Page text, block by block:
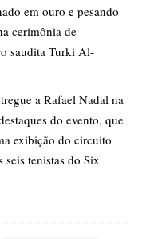
em ouro e pesando
cerimônia de
saudita Turki Al-
a Rafael Nadal na
do evento, que
exibição do circuito
tenistas do Six